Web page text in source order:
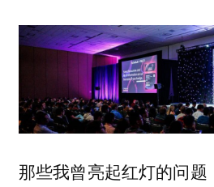
那些我曾亮起红灯的问